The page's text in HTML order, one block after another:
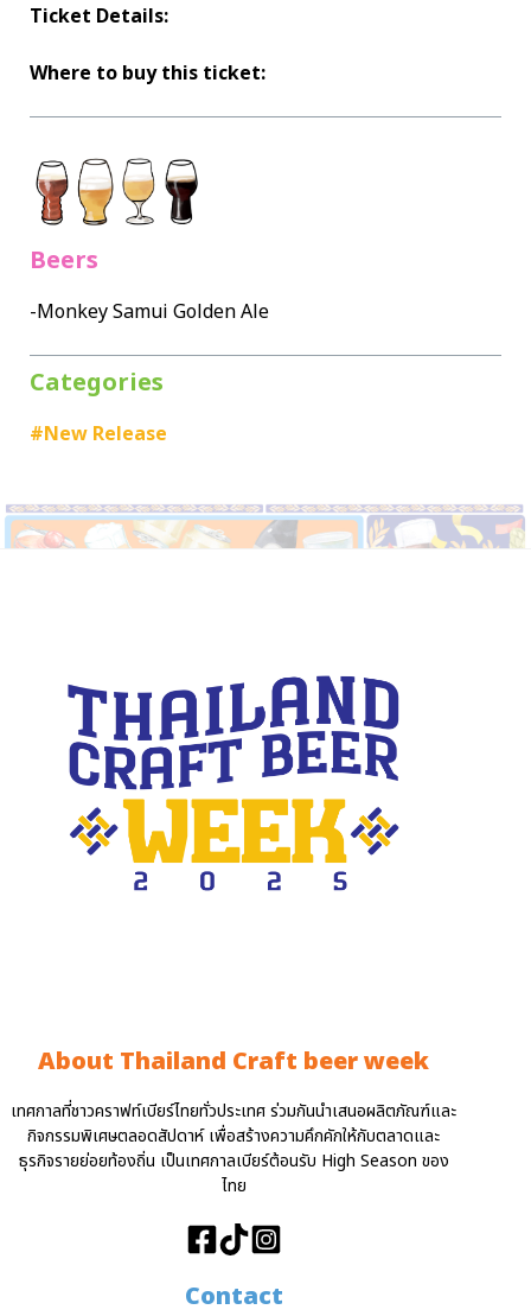
Ticket Details:
Where to buy this ticket:
Beers
-Monkey Samui Golden Ale
Categories
#New Release
About Thailand Craft beer week
เทศกาลที่ชาวคราฟท์เบียร์ไทยทั่วประเทศ ร่วมกันนำเสนอผลิตภัณฑ์และ
กิจกรรมพิเศษตลอดสัปดาห์ เพื่อสร้างความคึกคักให้กับตลาดและ
ธุรกิจรายย่อยท้องถิ่น เป็นเทศกาลเบียร์ต้อนรับ High Season ของ
ไทย
Contact